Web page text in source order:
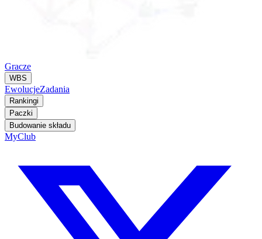
Gracze
WBS
EwolucjeZadania
Rankingi
Paczki
Budowanie składu
MyClub